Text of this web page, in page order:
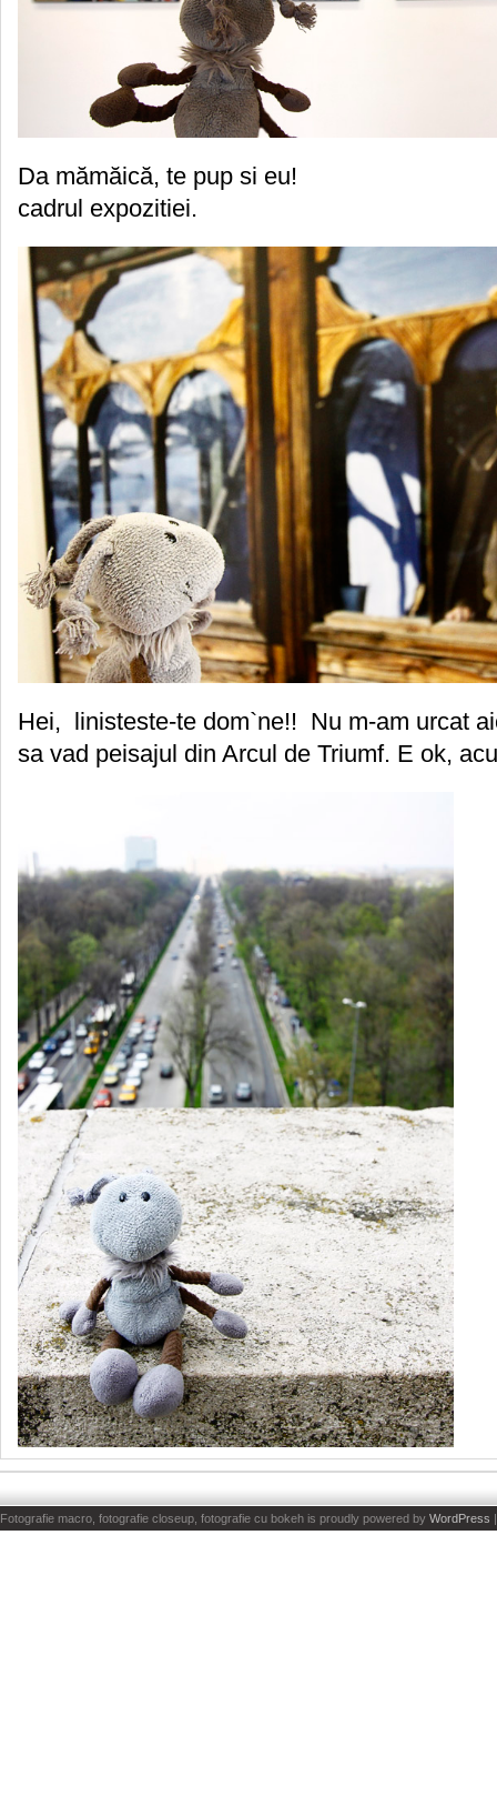
Da mămăică, te pup si eu! Ps:
cadrul expozitiei.
Hei, linisteste-te dom`ne!! Nu m-am urcat
sa vad peisajul din Arcul de Triumf. E ok,
Fotografie macro, fotografie closeup, fotografie cu bokeh is proudly powered by WordPress